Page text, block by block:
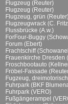
Flugzeug (Reuter)
Flugzeug (Reuter)
Flugzeug, grün
Flugzeugwrack (C.
Flussbrücke (A.w.)
ForFour-Buggy
Forum (Ebert)
Frachtschiff
Frauenkirche Dresden
Froschbootauto
Fröbel-Fassade
Fugzeug,
Fuhrpark (BKF
Fuhrpark (VERO)
Fußgängerampel